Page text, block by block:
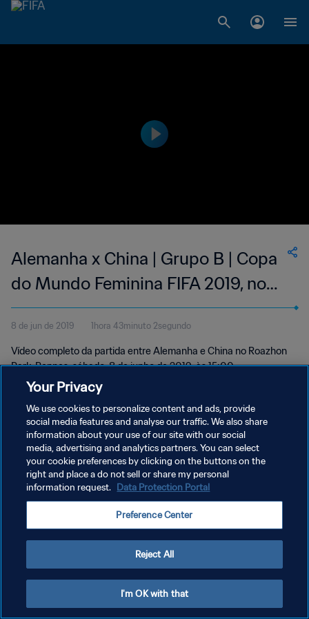
Alemanha x China | Grupo B | Copa
do Mundo Feminina FIFA 2019, no
França | Jogo completo
8 de jun de 2019 1hora 43minuto 2segundo
Vídeo completo da partida entre Alemanha e China no Roazhon
Park, Rennes, sábado, 8 de junho de 2019, às 15:00.
POLÍTICA DE PRIVACIDADE
TERMOS DE SERVIÇO
PREFERENCE CENTER
Your Privacy
We use cookies to personalize content and ads, provide
social media features and analyse our traffic. We also share
information about your use of our site with our social
media, advertising and analytics partners. You can select
your cookie preferences by clicking on the buttons on the
right and place a do not sell or share my personal
information request. Data Protection Portal
Preference Center
Reject All
I'm OK with that